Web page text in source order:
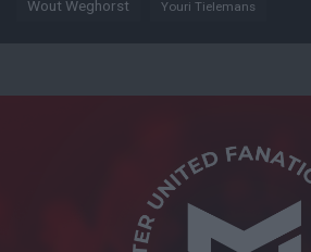
Wout Weghorst Youri Tielemans